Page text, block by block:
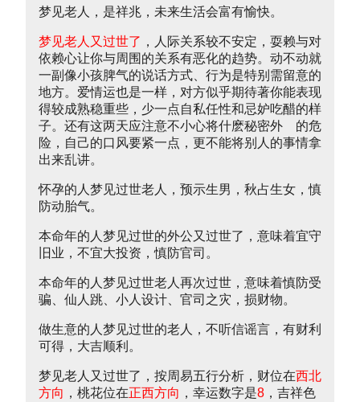
梦见老人，是祥兆，未来生活会富有愉快。
梦见老人又过世了 ，人际关系较不安定，耍赖与对
依赖心让你与周围的关系有恶化的趋势。动不动就
一副像小孩脾气的说话方式、行为是特别需留意的
地方。爱情运也是一样，对方似乎期待著你能表现
得较成熟稳重些，少一点自私任性和忌妒吃醋的样
子。还有这两天应注意不小心将什麽秘密外 的危
险，自己的口风要紧一点，更不能将别人的事情拿
出来乱讲。
怀孕的人梦见过世老人，预示生男，秋占生女，慎
防动胎气。
本命年的人梦见过世的外公又过世了，意味着宜守
旧业，不宜大投资，慎防官司。
本命年的人梦见过世老人再次过世，意味着慎防受
骗、仙人跳、小人设计、官司之灾，损财物。
做生意的人梦见过世的老人，不听信谣言，有财利
可得，大吉顺利。
梦见老人又过世了，按周易五行分析，财位在西北
方向 ，桃花位在正西方向 ，幸运数字是8 ，吉祥色